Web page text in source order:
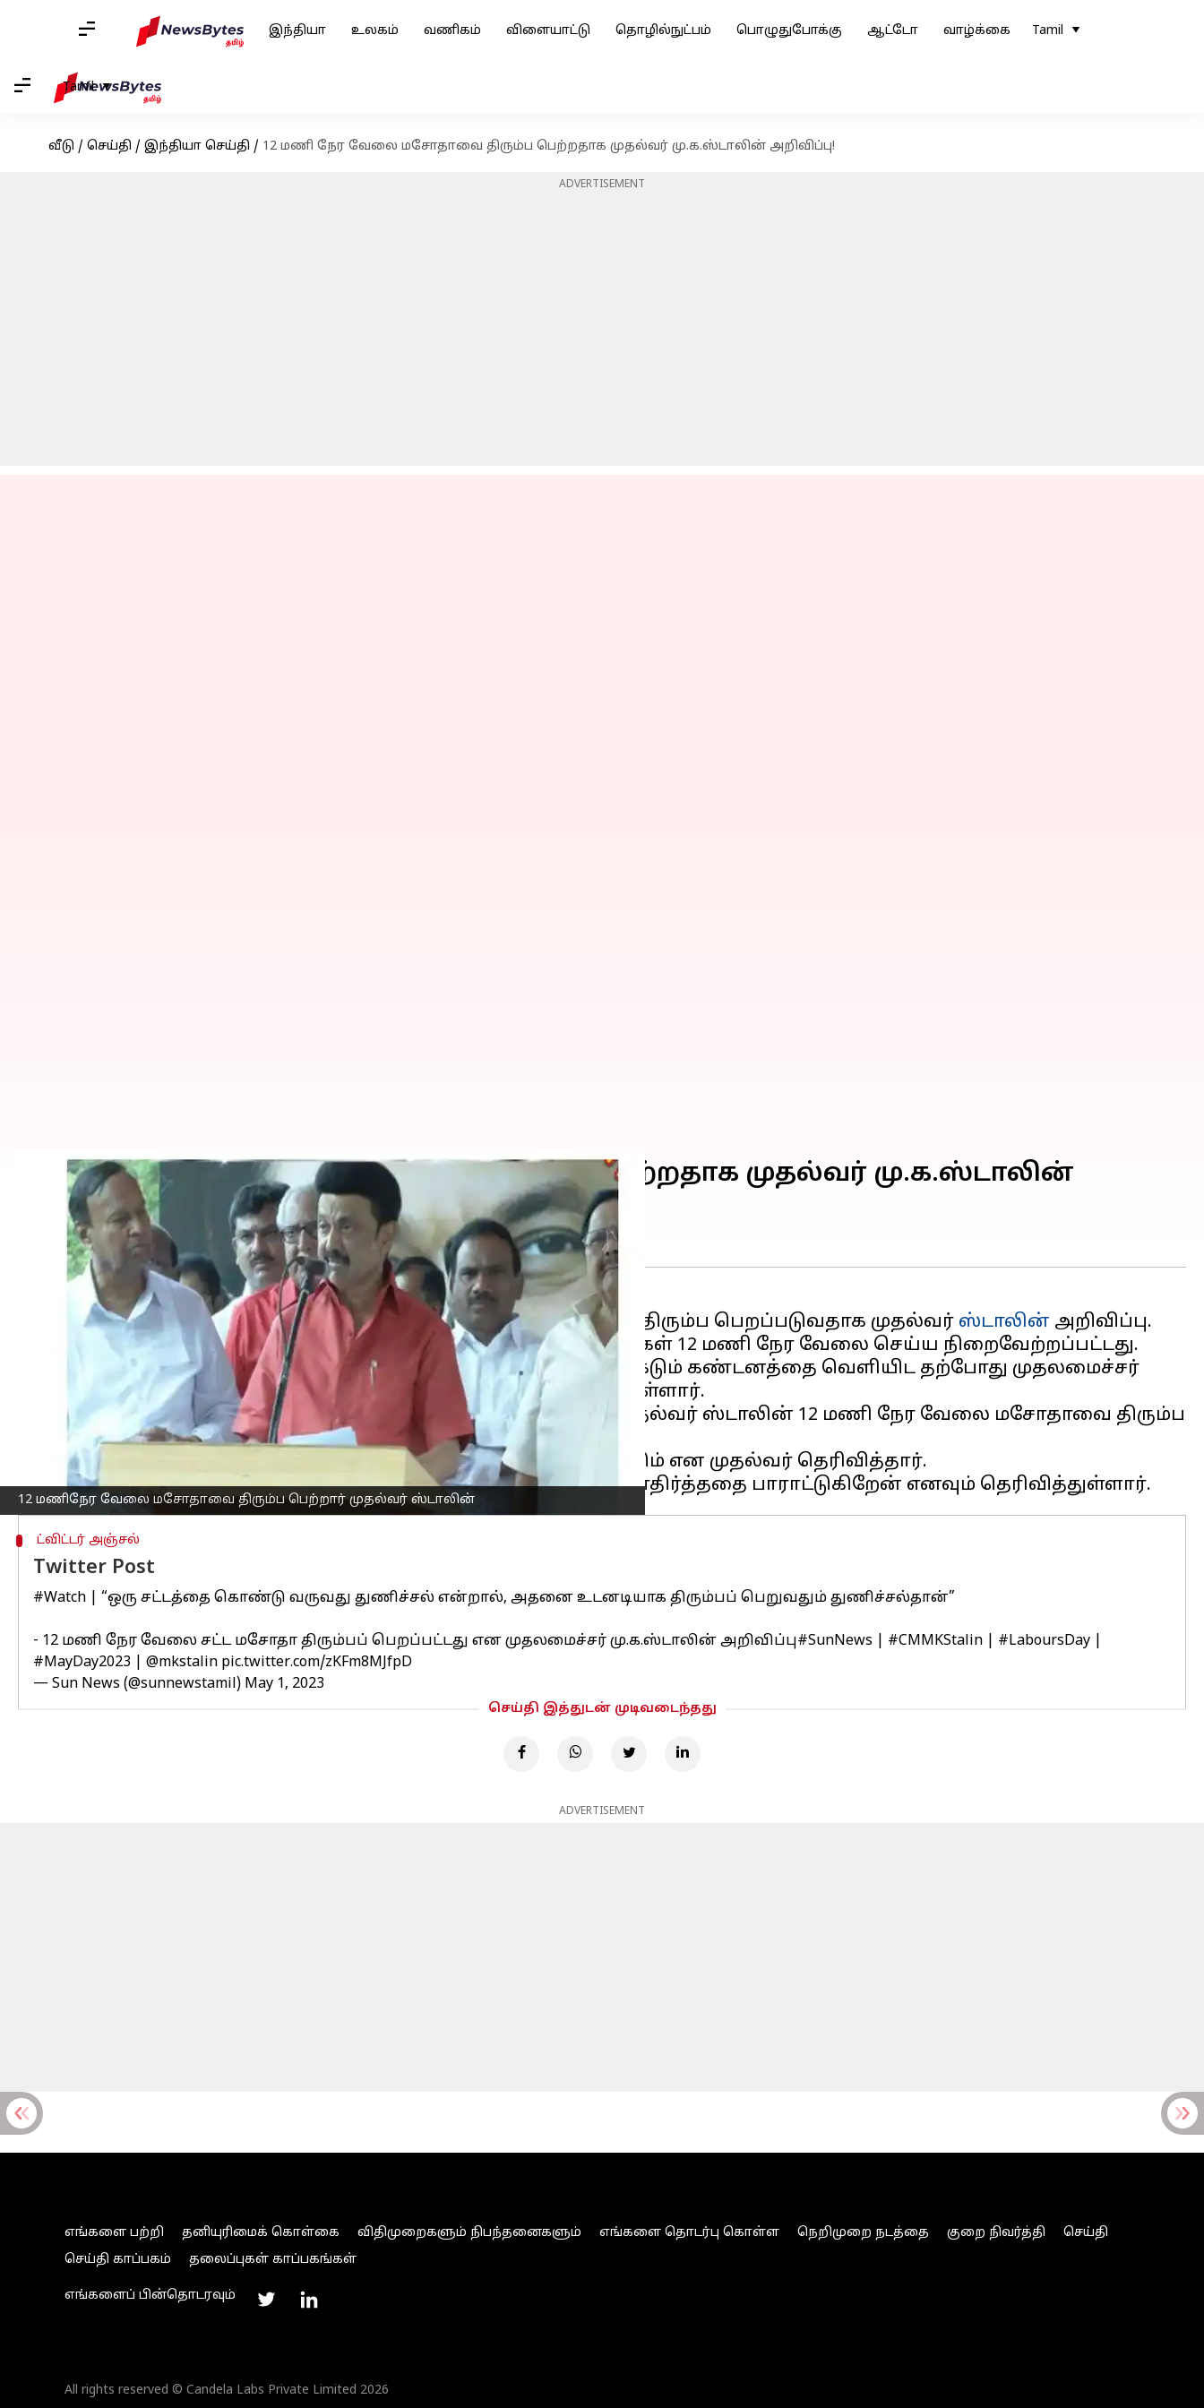
இந்தியா உலகம் வணிகம் விளையாட்டு தொழில்நுட்பம் பொழுதுபோக்கு ஆட்டோ வாழ்க்கை Tamil
Tamil
வீடு / செய்தி / இந்தியா செய்தி / 12 மணி நேர வேலை மசோதாவை திரும்ப பெற்றதாக முதல்வர் மு.க.ஸ்டாலின் அறிவிப்பு!
ADVERTISEMENT
12 மணிநேர வேலை மசோதாவை திரும்ப பெற்றார் முதல்வர் ஸ்டாலின்
12 மணி நேர வேலை மசோதாவை திரும்ப பெற்றதாக முதல்வர் மு.க.ஸ்டாலின்
அறிவிப்பு!
எழுதியவர் Siranjeevi May 01, 2023 12:53 pm
செய்தி முன்னோட்டம்
தொழிலாளர்கள் 12 மணி நேரம் வேலை செய்ய கூறப்பட்ட மசோதா திரும்ப பெறப்படுவதாக முதல்வர் ஸ்டாலின் அறிவிப்பு.
கடந்த நாட்களுக்கு முன்பு மசோதா சட்டப்பேரவையில் தொழிலாளர்கள் 12 மணி நேர வேலை செய்ய நிறைவேற்றப்பட்டது.
தமிழகத்தில்
பொதுமக்கள் மற்றும் அரசியல் தலைவர்கள் கடும் கண்டனத்தை வெளியிட தற்போது முதலமைச்சர்
மு.க.ஸ்டாலின் மசோதாவை நிறுத்தி வைக்கப்படுவதாக அறிவித்துள்ளார்.
மே தின தொழிலாளர்கள் நிகழ்ச்சியில் கலந்துகொண்டு பேசிய முதல்வர் ஸ்டாலின் 12 மணி நேர வேலை மசோதாவை திரும்ப
பெறப்பட்டதாக கூறினார்.
மேலும், இவை எம்எல்ஏக்களுக்கு செய்தி வாயிலாக தெரிவிக்கப்படும் என முதல்வர் தெரிவித்தார்.
ட்விட்டர் அஞ்சல்
Twitter Post
#Watch | “ஒரு சட்டத்தை கொண்டு வருவது துணிச்சல் என்றால், அதனை உடனடியாக திரும்பப் பெறுவதும் துணிச்சல்தான்”
- 12 மணி நேர வேலை சட்ட மசோதா திரும்பப் பெறப்பட்டது என முதலமைச்சர் மு.க.ஸ்டாலின் அறிவிப்பு#SunNews #CMMKStalin #LaboursDay
#MayDay2023
@mkstalin pic.twitter.com/zKFm8MJfpD
— Sun News (@sunnewstamil) May 1, 2023
செய்தி இத்துடன் முடிவடைந்தது
ADVERTISEMENT
எங்களை பற்றி தனியுரிமைக் கொள்கை விதிமுறைகளும் நிபந்தனைகளும் எங்களை தொடர்பு கொள்ள நெறிமுறை நடத்தை குறை நிவர்த்தி
செய்தி
செய்தி காப்பகம்
தலைப்புகள் காப்பகங்கள்
எங்களைப் பின்தொடரவும்
All rights reserved © Candela Labs Private Limited 2026